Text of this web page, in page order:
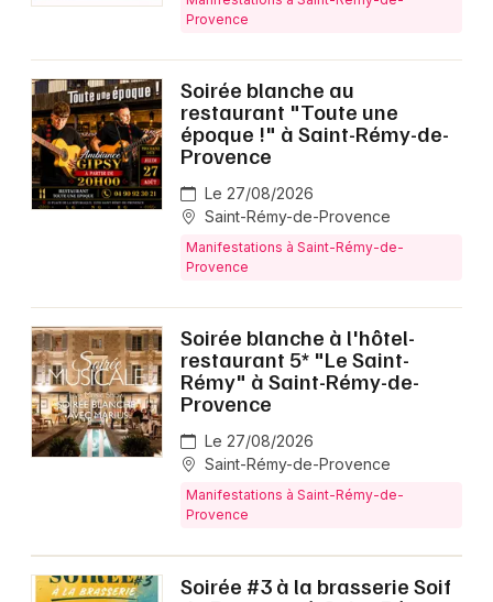
Provence
Soirée blanche au
restaurant "Toute une
époque !" à Saint-Rémy-de-
Provence
Le 27/08/2026
Saint-Rémy-de-Provence
Manifestations à Saint-Rémy-de-
Provence
Soirée blanche à l'hôtel-
restaurant 5* "Le Saint-
Rémy" à Saint-Rémy-de-
Provence
Le 27/08/2026
Saint-Rémy-de-Provence
Manifestations à Saint-Rémy-de-
Provence
Soirée #3 à la brasserie Soif